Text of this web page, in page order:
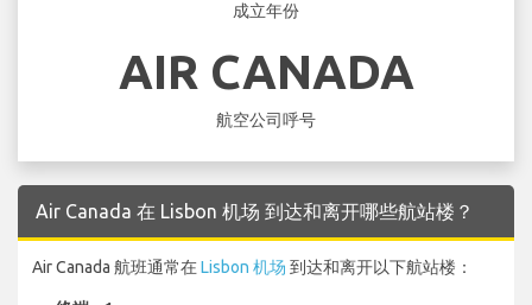
成立年份
AIR CANADA
航空公司呼号
Air Canada 在 Lisbon 机场 到达和离开哪些航站楼？
Air Canada 航班通常在Lisbon 机场 到达和离开以下航站楼：